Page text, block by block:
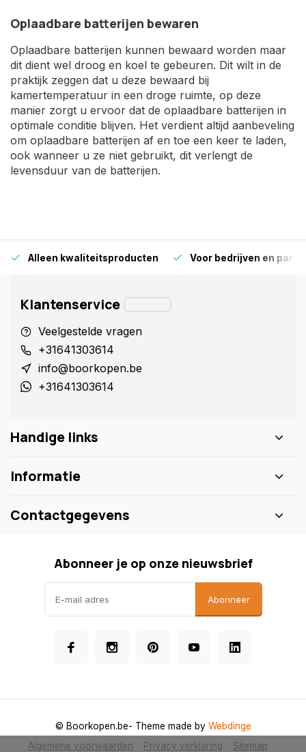
Oplaadbare batterijen bewaren
Oplaadbare batterijen kunnen bewaard worden maar
dit dient wel droog en koel te gebeuren. Dit wilt in de
praktijk zeggen dat u deze bewaard bij
kamertemperatuur in een droge ruimte, op deze
manier zorgt u ervoor dat de oplaadbare batterijen in
optimale conditie blijven. Het verdient altijd aanbeveling
om oplaadbare batterijen af en toe een keer te laden,
ook wanneer u ze niet gebruikt, dit verlengt de
levensduur van de batterijen.
Alleen kwaliteitsproducten Voor bedrijven en
Klantenservice
Veelgestelde vragen
+31641303614
info@boorkopen.be
+31641303614
Handige links
Informatie
Contactgegevens
Abonneer je op onze nieuwsbrief
Abonneer
Algemene voorwaarden Privacy verklaring Sitemap
© Boorkopen.be- Theme made by Webdinge